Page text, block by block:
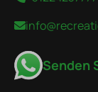
Senden